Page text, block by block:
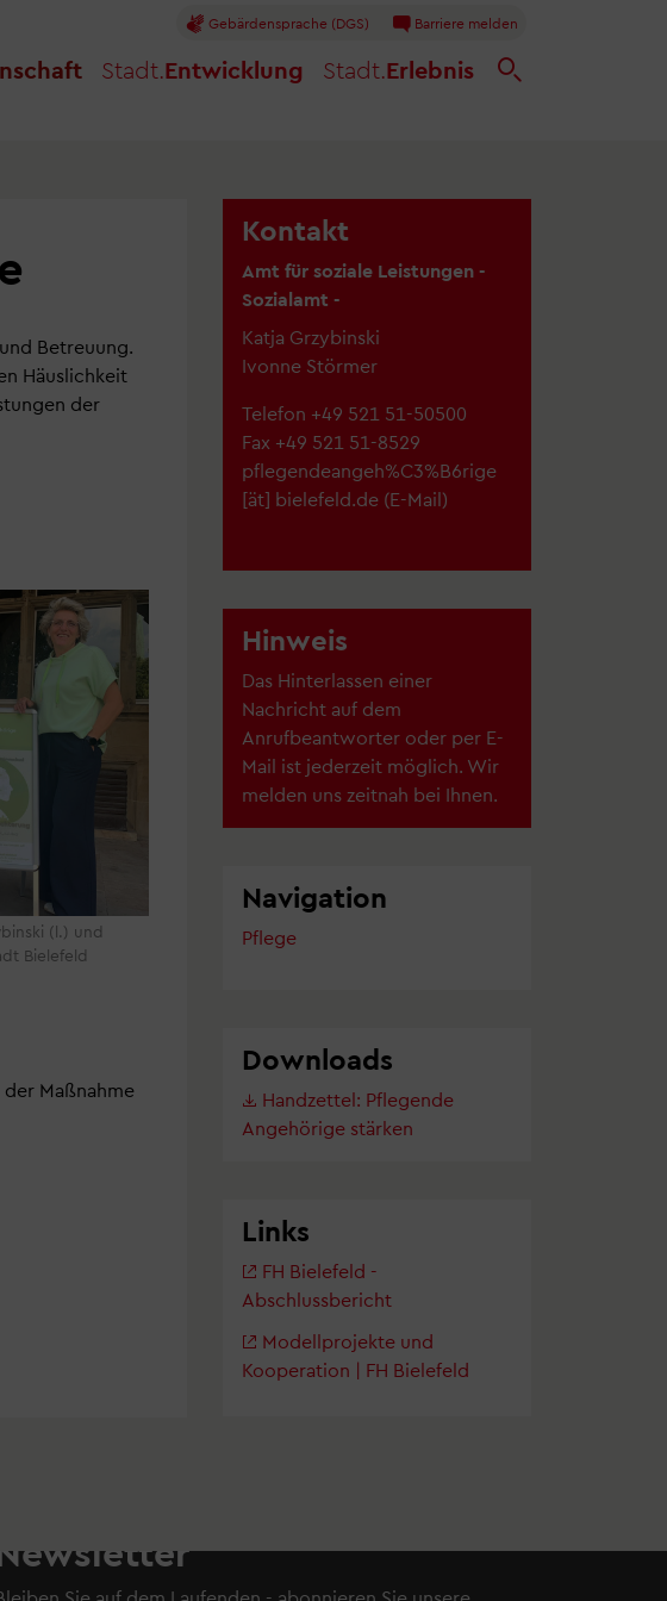
Stadt.Entwicklung Stadt.Erlebnis
Gebärdensprache (DGS) Barriere melden
Betreuung.
Häuslichkeit
der
(l.) und
Bielefeld
Maßnahme
Kontakt
Amt für soziale Leistungen -
Sozialamt -
Katja Grzybinski
Ivonne Störmer
Telefon +49 521 51-50500
Fax +49 521 51-8529
pflegendeangeh%C3%B6rige
[ät] bielefeld.de (E-Mail)
Hinweis
Das Hinterlassen einer
Nachricht auf dem
Anrufbeantworter oder per E-
Mail ist jederzeit möglich. Wir
melden uns zeitnah bei Ihnen.
Navigation
Pflege
Downloads
Handzettel: Pflegende
Angehörige stärken
Links
FH Bielefeld -
Abschlussbericht
Modellprojekte und
Kooperation | FH Bielefeld